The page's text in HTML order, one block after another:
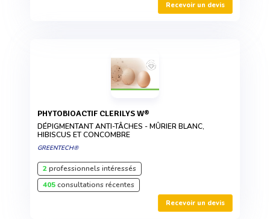
Recevoir un devis
PHYTOBIOACTIF CLERILYS W®
DÉPIGMENTANT ANTI-TÂCHES - MÛRIER BLANC,
HIBISCUS ET CONCOMBRE
GREENTECH®
2professionnels intéressés
405consultations récentes
Recevoir un devis